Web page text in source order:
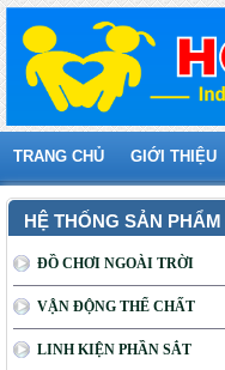
TRANG CHỦ GIỚI THIỆU
HỆ THỐNG SẢN PHẨM
ĐỒ CHƠI NGOÀI TRỜI
VẬN ĐỘNG THỂ CHẤT
LINH KIỆN PHẦN SẮT